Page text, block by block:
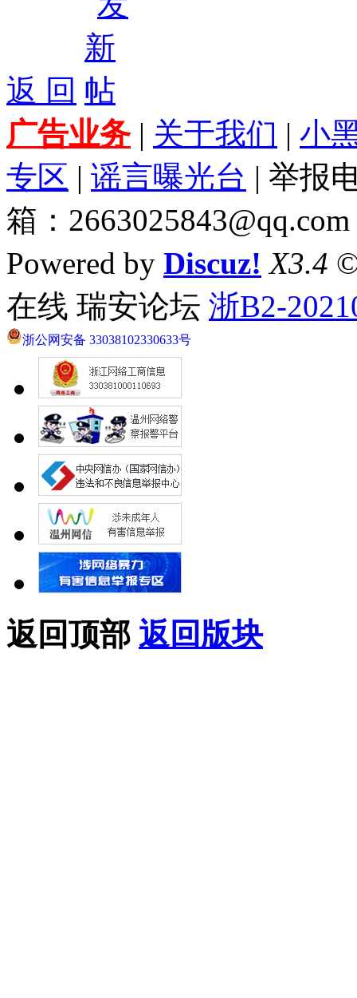
返 回
广告业务| 关于我们 | 小
专区 | 谣言曝光台 | 举报
箱：2663025843@qq.com
Powered by Discuz! X3.4
在线 瑞安论坛 浙B2-
浙公网安备 33038102330633号
返回顶部 返回版块